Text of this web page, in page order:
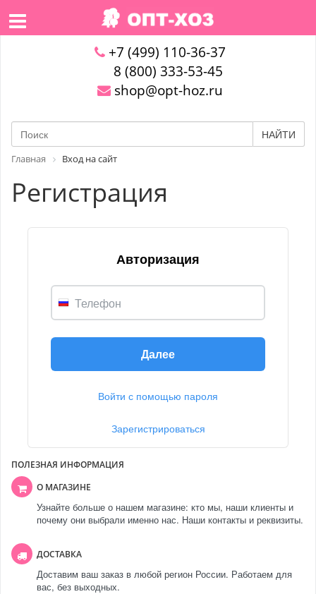
+7 (499) 110-36-37
8 (800) 333-53-45
shop@opt-hoz.ru
НАЙТИ
Главная Вход на сайт
Регистрация
Авторизация
Телефон
Далее
Войти с помощью пароля
Зарегистрироваться
ПОЛЕЗНАЯ ИНФОРМАЦИЯ
О МАГАЗИНЕ
Узнайте больше о нашем магазине: кто мы, наши клиенты и
почему они выбрали именно нас. Наши контакты и реквизиты.
ДОСТАВКА
Доставим ваш заказ в любой регион России. Работаем для
вас, без выходных.